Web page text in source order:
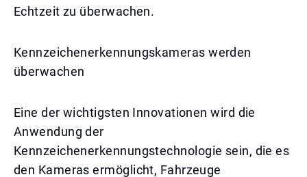
Echtzeit zu überwachen.
Kennzeichenerkennungskameras werden
überwachen
Eine der wichtigsten Innovationen wird die
Anwendung der
Kennzeichenerkennungstechnologie sein, die es
den Kameras ermöglicht, Fahrzeuge